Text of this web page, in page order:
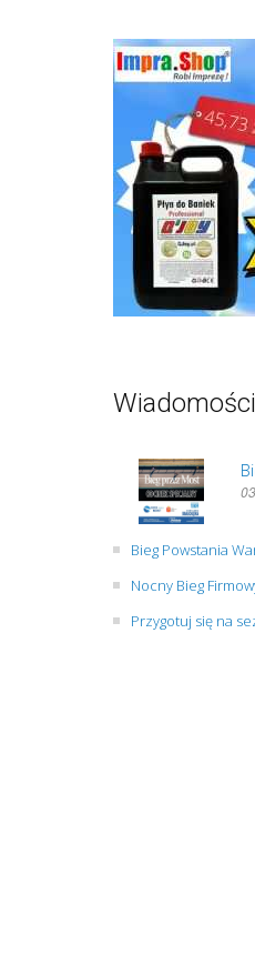
Bieg Powstania
Nocny Bieg
Przygotuj się na